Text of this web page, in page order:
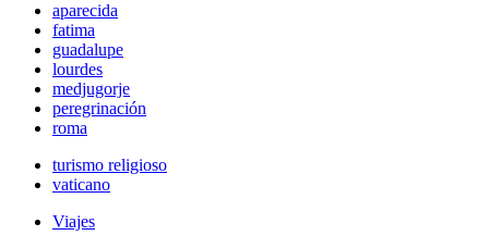
aparecida
fatima
guadalupe
lourdes
medjugorje
peregrinación
roma
turismo religioso
vaticano
Viajes